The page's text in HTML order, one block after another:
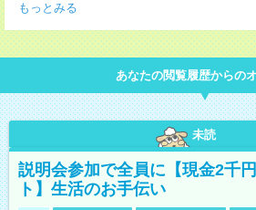
もっとみる
あなたの閲覧履歴からの
未読
説明会参加で全員に【現金2千
ト】生活のお手伝い